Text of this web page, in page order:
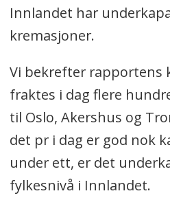
Innlandet har
kremasjoner.
Vi bekrefter rapportens
fraktes i dag flere
til Oslo, Akershus og
det pr i dag er god nok
under ett, er det
fylkesnivå i Innlandet.